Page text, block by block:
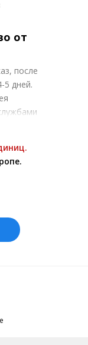
от
после
5 дней.
Цены на
58.6517